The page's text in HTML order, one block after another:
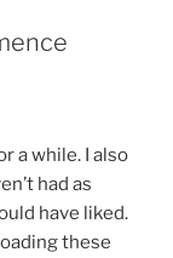
a while. I also
had as
have liked.
these